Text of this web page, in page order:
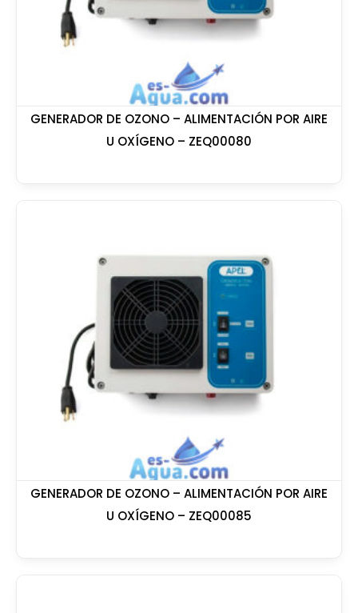
GENERADOR DE OZONO – ALIMENTACIÓN POR AIRE
U OXÍGENO – ZEQ00080
GENERADOR DE OZONO – ALIMENTACIÓN POR AIRE
U OXÍGENO – ZEQ00085